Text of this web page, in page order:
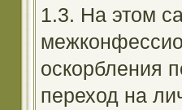
1.3. На этом
оскорбления
переход на